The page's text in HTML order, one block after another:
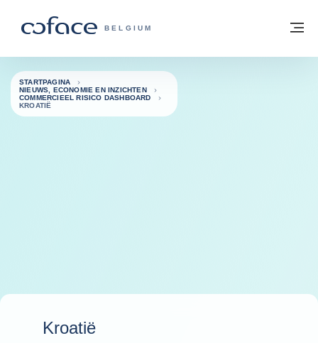
COFACE, FOR TRADE - GROEP
BELGIUM
Terug naar startpagina
STARTPAGINA
NIEUWS, ECONOMIE EN INZICHTEN
COMMERCIEEL RISICO DASHBOARD
KROATIË
Kroatië